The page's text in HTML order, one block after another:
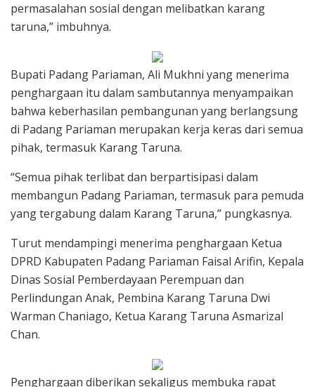
permasalahan sosial dengan melibatkan karang
taruna,” imbuhnya.
Bupati Padang Pariaman, Ali Mukhni yang menerima
penghargaan itu dalam sambutannya menyampaikan
bahwa keberhasilan pembangunan yang berlangsung
di Padang Pariaman merupakan kerja keras dari semua
pihak, termasuk Karang Taruna.
“Semua pihak terlibat dan berpartisipasi dalam
membangun Padang Pariaman, termasuk para pemuda
yang tergabung dalam Karang Taruna,” pungkasnya.
Turut mendampingi menerima penghargaan Ketua
DPRD Kabupaten Padang Pariaman Faisal Arifin, Kepala
Dinas Sosial Pemberdayaan Perempuan dan
Perlindungan Anak, Pembina Karang Taruna Dwi
Warman Chaniago, Ketua Karang Taruna Asmarizal
Chan.
Penghargaan diberikan sekaligus membuka rapat